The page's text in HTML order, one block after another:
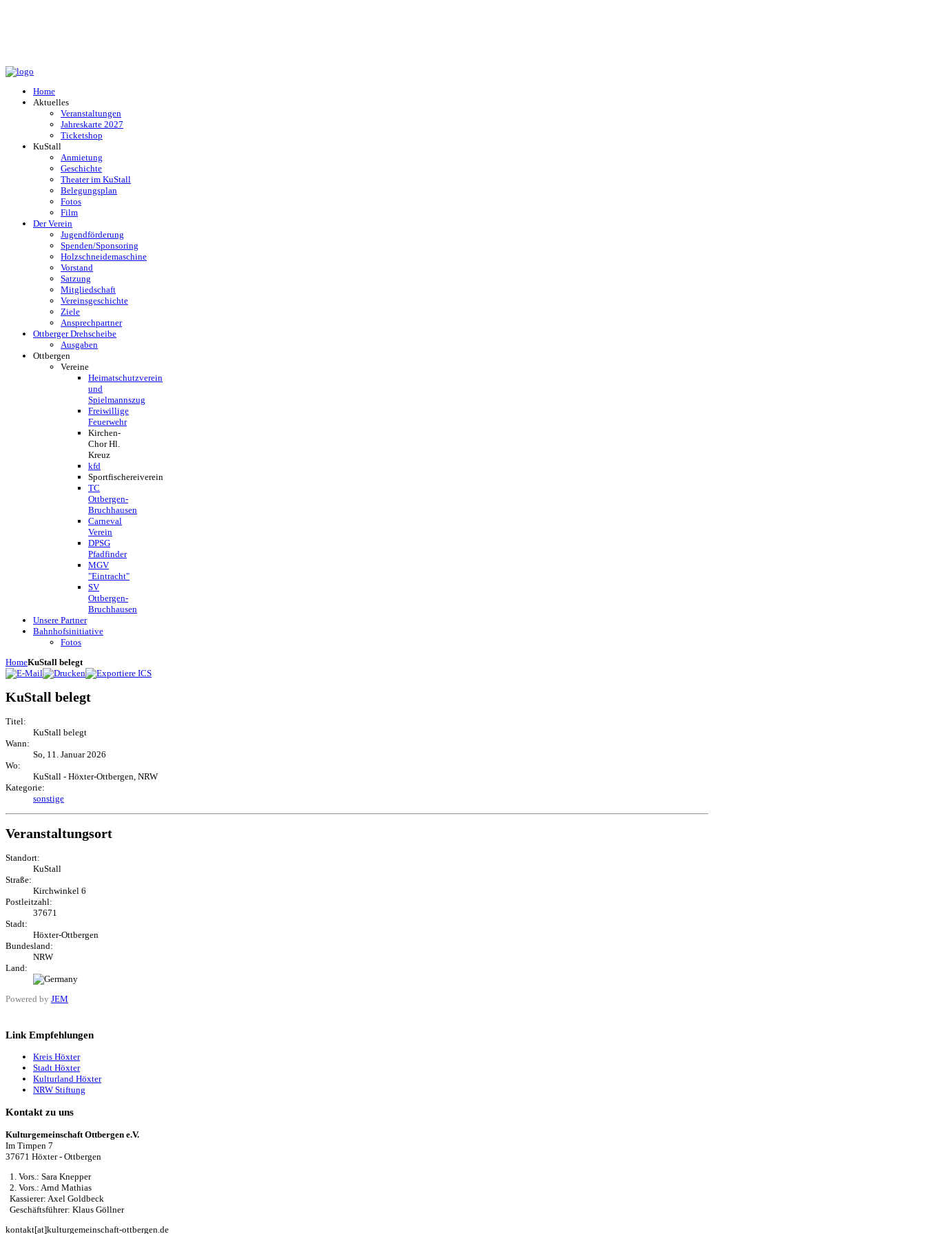
Home
Aktuelles
Veranstaltungen
Jahreskarte 2027
Ticketshop
KuStall
Anmietung
Geschichte
Theater im KuStall
Belegungsplan
Fotos
Film
Der Verein
Jugendförderung
Spenden/Sponsoring
Holzschneidemaschine
Vorstand
Satzung
Mitgliedschaft
Vereinsgeschichte
Ziele
Ansprechpartner
Ottberger Drehscheibe
Ausgaben
Ottbergen
Vereine
Heimatschutzverein
und
Spielmannszug
Freiwillige
Feuerwehr
Kirchen-
Chor Hl.
Kreuz
kfd
Sportfischereiverein
TC
Ottbergen-
Bruchhausen
Carneval
Verein
DPSG
Pfadfinder
MGV
"Eintracht"
SV
Ottbergen-
Bruchhausen
Unsere Partner
Bahnhofsinitiative
Fotos
HomeKuStall belegt
KuStall belegt
Titel:
KuStall belegt
Wann:
So, 11. Januar 2026
Wo:
KuStall - Höxter-Ottbergen, NRW
Kategorie:
sonstige
Veranstaltungsort
Standort:
KuStall
Straße:
Kirchwinkel 6
Postleitzahl:
37671
Stadt:
Höxter-Ottbergen
Bundesland:
NRW
Land:
Powered by JEM
Link Empfehlungen
Kreis Höxter
Stadt Höxter
Kulturland Höxter
NRW Stiftung
Kontakt zu uns
Kulturgemeinschaft Ottbergen e.V.
Im Timpen 7
37671 Höxter - Ottbergen
1. Vors.: Sara Knepper
2. Vors.: Arnd Mathias
Kassierer: Axel Goldbeck
Geschäftsführer: Klaus Göllner
kontakt[at]kulturgemeinschaft-ottbergen.de